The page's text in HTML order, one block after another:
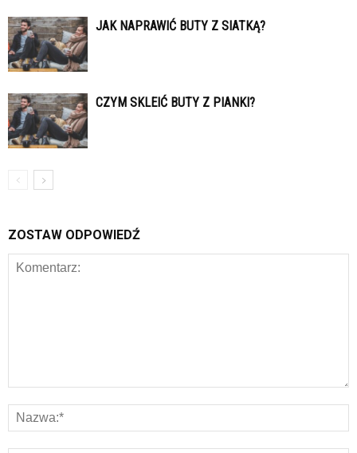
JAK NAPRAWIĆ BUTY Z SIATKĄ?
CZYM SKLEIĆ BUTY Z PIANKI?
ZOSTAW ODPOWIEDŹ